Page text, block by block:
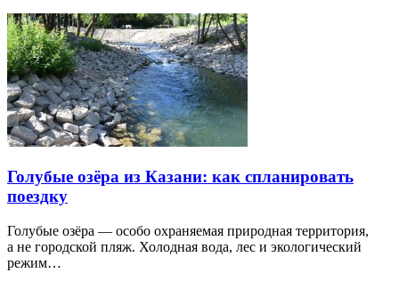
Голубые озёра из Казани: как спланировать
поездку
Голубые озёра — особо охраняемая природная территория,
а не городской пляж. Холодная вода, лес и экологический
режим…